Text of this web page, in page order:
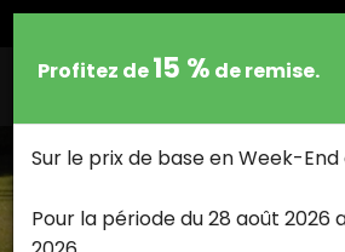
Profitez de15 % de remise.
Sur le prix de base en Week-
Pour la période du 28 août 2026